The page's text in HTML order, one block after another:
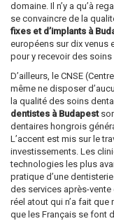
domaine. Il n’y a qu’à
se convaincre de la
fixes et d’implants à
européens sur dix venus
pour y recevoir des soins
D’ailleurs, le CNSE
même ne disposer
la qualité des soins
dentistes à Budapest
dentaires hongrois
L’accent est mis sur le
investissements. Les
technologies les plus
pratique d’une
des services après-
réel atout qui n’a fait
que les Français se font